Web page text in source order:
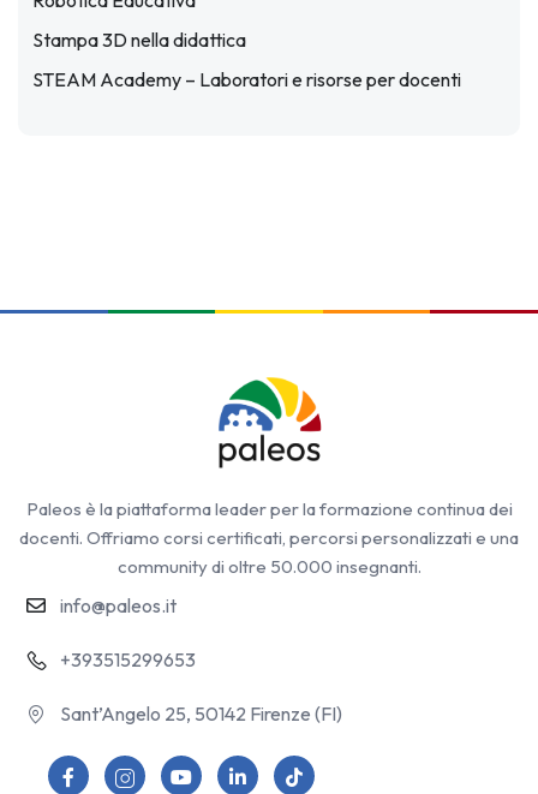
Stampa 3D nella didattica
STEAM Academy – Laboratori e risorse per docenti
Paleos è la piattaforma leader per la formazione continua dei
docenti. Offriamo corsi certificati, percorsi personalizzati e una
community di oltre 50.000 insegnanti.
info@paleos.it
+393515299653
Sant’Angelo 25, 50142 Firenze (FI)